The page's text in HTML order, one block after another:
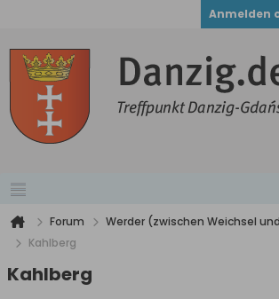
Anmelden
Forum
Werder (zwischen Weichsel
Kahlberg
Kahlberg